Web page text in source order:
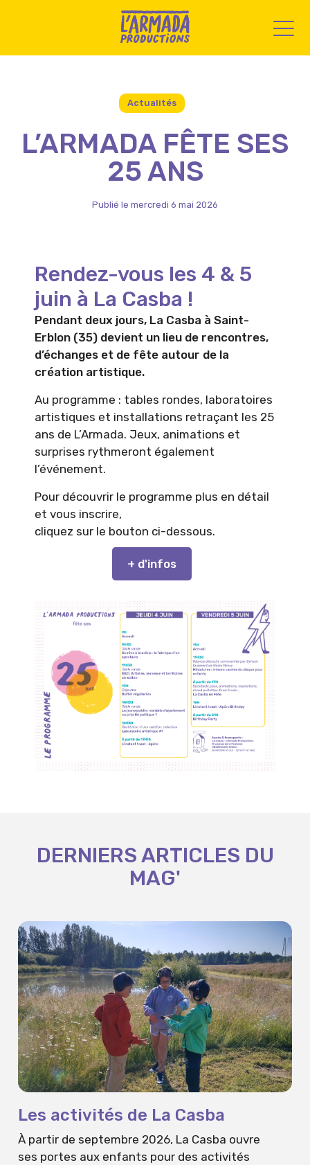
Actualités
L’ARMADA FÊTE SES
25 ANS
Publié le mercredi 6 mai 2026
Rendez-vous les 4 & 5
juin à La Casba !
Pendant deux jours, La Casba à Saint-
Erblon (35) devient un lieu de rencontres,
d’échanges et de fête autour de la
création artistique.
Au programme : tables rondes, laboratoires
artistiques et installations retraçant les 25
ans de L’Armada. Jeux, animations et
surprises rythmeront également
l’événement.
Pour découvrir le programme plus en détail
et vous inscrire,
cliquez sur le bouton ci-dessous.
+ d'infos
DERNIERS ARTICLES DU
MAG'
Les activités de La Casba
À partir de septembre 2026, La Casba ouvre
ses portes aux enfants pour des activités